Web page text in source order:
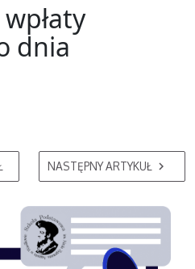
dnia
NASTĘPNY ARTYKUŁ